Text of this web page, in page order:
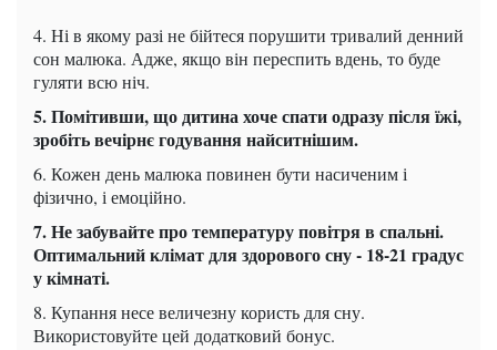
4. Ні в якому разі не бійтеся порушити тривалий денний
сон малюка. Адже, якщо він переспить вдень, то буде
гуляти всю ніч.
5. Помітивши, що дитина хоче спати одразу після їжі,
зробіть вечірнє годування найситнішим.
6. Кожен день малюка повинен бути насиченим і
фізично, і емоційно.
7. Не забувайте про температуру повітря в спальні.
Оптимальний клімат для здорового сну - 18-21 градус
у кімнаті.
8. Купання несе величезну користь для сну.
Використовуйте цей додатковий бонус.